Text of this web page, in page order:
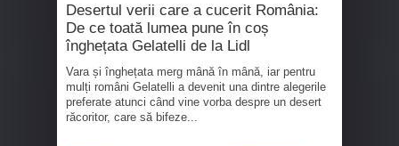
Desertul verii care a cucerit România:
De ce toată lumea pune în coș
înghețata Gelatelli de la Lidl
Vara și înghețata merg mână în mână, iar pentru
mulți români Gelatelli a devenit una dintre alegerile
preferate atunci când vine vorba despre un desert
răcoritor, care să bifeze...